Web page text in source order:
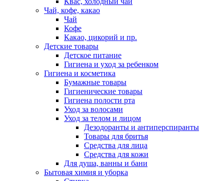
Чай, кофе, какао
Чай
Кофе
Какао, цикорий и пр.
Детские товары
Детское питание
Гигиена и уход за ребенком
Гигиена и косметика
Бумажные товары
Гигиенические товары
Гигиена полости рта
Уход за волосами
Уход за телом и лицом
Дезодоранты и антиперспиранты
Товары для бритья
Средства для лица
Средства для кожи
Для душа, ванны и бани
Бытовая химия и уборка